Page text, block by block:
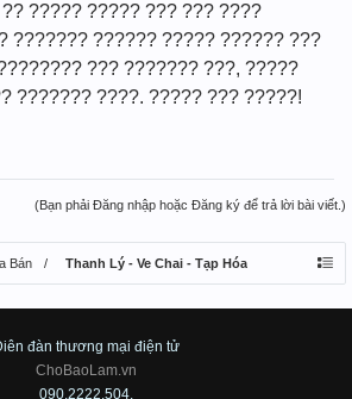
????? ????? ??? ??? ????
??????? ?????? ????? ?????? ???
??? ??????? ???, ?????
??????? ????. ????? ??? ?????!
(Bạn phải Đăng nhập hoặc Đăng ký để trả lời bài viết.)
Bán Thanh Lý - Ve Chai - Tạp Hóa
đàn thương mại điện tử
ChoBaoLam.vn
090.2222.504.